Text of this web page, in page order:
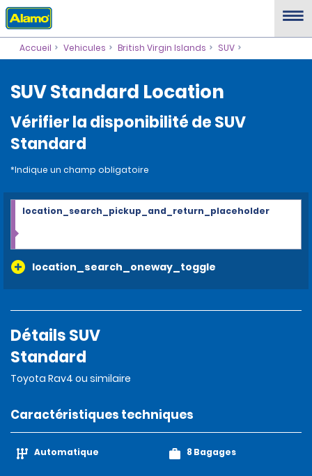
Accueil Vehicules British Virgin Islands SUV
SUV Standard Location
Vérifier la disponibilité de SUV
Standard
*Indique un champ obligatoire
location_search_oneway_toggle
location_search_pickup_and_return_placeholder
Détails SUV
Standard
Toyota Rav4 ou similaire
Caractéristiques techniques
Automatique 8 Bagages